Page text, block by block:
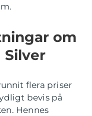
om
Silver
flera priser
bevis på
Hennes